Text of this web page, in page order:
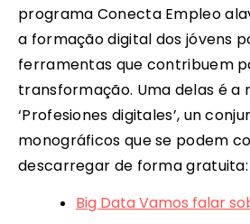
programa Conecta Empleo
a formação digital dos jóvens
ferramentas que contribuem
transformação. Uma delas é a
‘Profesiones digitales’, un
monográficos que se podem
descarregar de forma gratuita:
Big Data Vamos falar